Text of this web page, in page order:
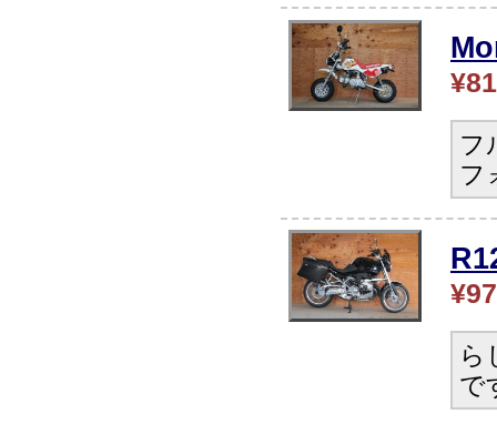
フ
フ
ら
で